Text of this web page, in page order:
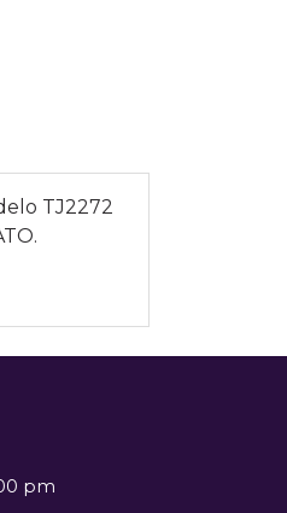
TJ2272
pm